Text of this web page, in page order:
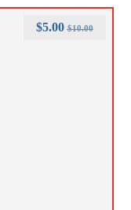
$10.00
$5.00